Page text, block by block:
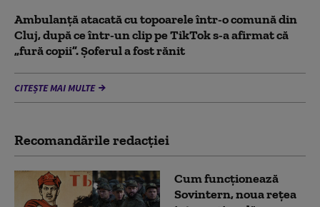
Ambulanţă atacată cu topoarele într-o comună din
Cluj, după ce într-un clip pe TikTok s-a afirmat că
„fură copii”. Șoferul a fost rănit
CITEȘTE MAI MULTE
Recomandările redacţiei
Cum funcționează
Sovintern, noua rețea